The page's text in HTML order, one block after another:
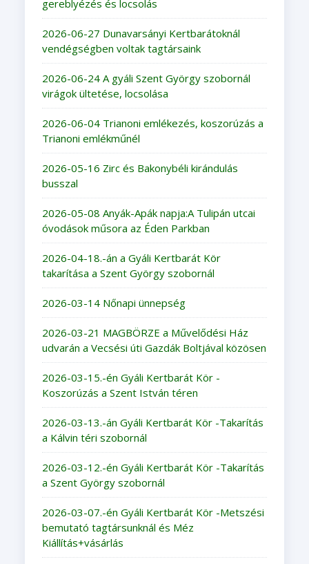
gereblyézés és locsolás
2026-06-27 Dunavarsányi Kertbarátoknál
vendégségben voltak tagtársaink
2026-06-24 A gyáli Szent György szobornál
virágok ültetése, locsolása
2026-06-04 Trianoni emlékezés, koszorúzás a
Trianoni emlékműnél
2026-05-16 Zirc és Bakonybéli kirándulás
busszal
2026-05-08 Anyák-Apák napja:A Tulipán utcai
óvodások műsora az Éden Parkban
2026-04-18.-án a Gyáli Kertbarát Kör
takarítása a Szent György szobornál
2026-03-14 Nőnapi ünnepség
2026-03-21 MAGBÖRZE a Művelődési Ház
udvarán a Vecsési úti Gazdák Boltjával közösen
2026-03-15.-én Gyáli Kertbarát Kör -
Koszorúzás a Szent István téren
2026-03-13.-án Gyáli Kertbarát Kör -Takarítás
a Kálvin téri szobornál
2026-03-12.-én Gyáli Kertbarát Kör -Takarítás
a Szent György szobornál
2026-03-07.-én Gyáli Kertbarát Kör -Metszési
bemutató tagtársunknál és Méz
Kiállítás+vásárlás